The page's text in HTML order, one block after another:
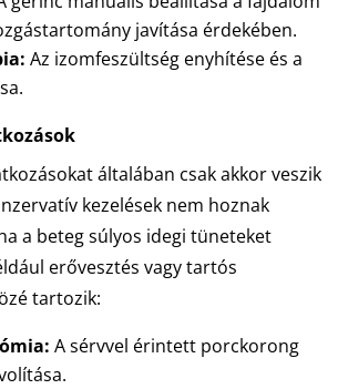
javítása érdekében.
Az izomfeszültség enyhítése és a
általában csak akkor veszik
kezelések nem hoznak
a beteg súlyos idegi tüneteket
erővesztés vagy tartós
tartozik:
A sérvvel érintett porckorong